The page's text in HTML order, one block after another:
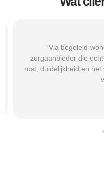
“Via begeleid-
zorgaanbieder die echt
rust, duidelijkheid en het